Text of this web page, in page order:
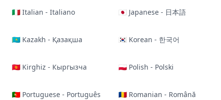
🇮🇹 Italian - Italiano 🇯🇵 Japanese - 日本語
🇰🇿 Kazakh - Қазақша 🇰🇷 Korean - 한국어
🇰🇬 Kirghiz - Кыргызча 🇵🇱 Polish - Polski
🇵🇹 Portuguese - Português 🇷🇴 Romanian - Română